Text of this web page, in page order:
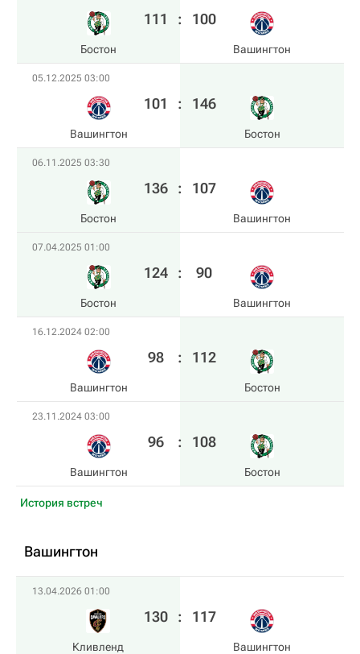
Бостон
111 : 100
Вашингтон
05.12.2025 03:00
Вашингтон
101 : 146
Бостон
06.11.2025 03:30
Бостон
136 : 107
Вашингтон
07.04.2025 01:00
Бостон
124 : 90
Вашингтон
16.12.2024 02:00
Вашингтон
98 : 112
Бостон
23.11.2024 03:00
Вашингтон
96 : 108
Бостон
История встреч
Вашингтон
13.04.2026 01:00
Кливленд
130 : 117
Вашингтон